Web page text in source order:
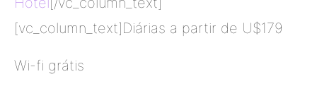
[vc_column_text]Diárias a partir de U$179
Wi-fi grátis